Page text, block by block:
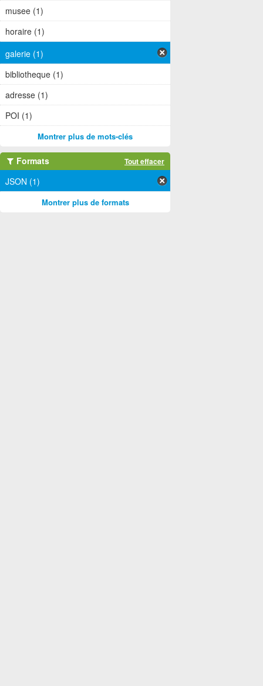
musee (1)
horaire (1)
galerie (1)
bibliotheque (1)
adresse (1)
POI (1)
Montrer plus de mots-clés
Formats Tout effacer
JSON (1)
Montrer plus de formats